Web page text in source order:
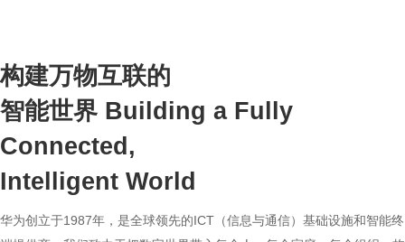
构建万物互联的
智能世界 Building a Fully
Connected,
Intelligent World
华为创立于1987年，是全球领先的ICT（信息与通信）基础设施和智能终